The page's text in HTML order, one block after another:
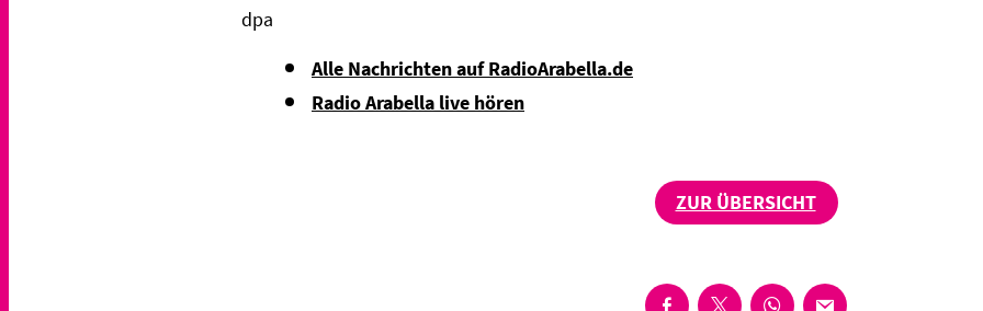
dpa
Alle Nachrichten auf RadioArabella.de
Radio Arabella live hören
ZUR ÜBERSICHT